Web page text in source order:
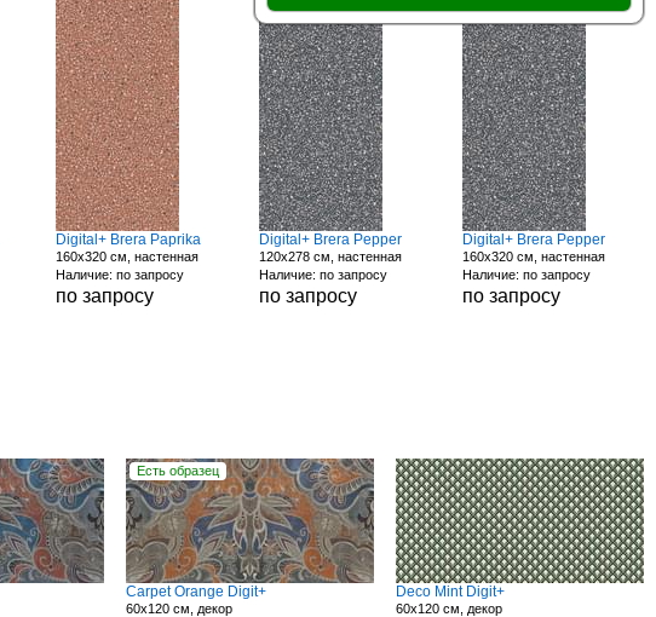
Digital+ Brera Paprika
160x320 см, настенная
Наличие: по запросу
по запросу
Digital+ Brera Pepper
120x278 см, настенная
Наличие: по запросу
по запросу
Digital+ Brera Pepper
160x320 см, настенная
Наличие: по запросу
по запросу
Есть образец
Carpet Orange Digit+
60x120 см, декор
Deco Mint Digit+
60x120 см, декор